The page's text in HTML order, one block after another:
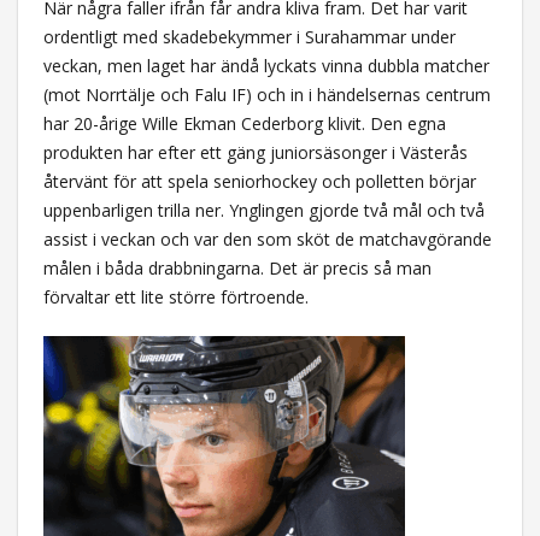
När några faller ifrån får andra kliva fram. Det har varit
ordentligt med skadebekymmer i Surahammar under
veckan, men laget har ändå lyckats vinna dubbla matcher
(mot Norrtälje och Falu IF) och in i händelsernas centrum
har 20-årige Wille Ekman Cederborg klivit. Den egna
produkten har efter ett gäng juniorsäsonger i Västerås
återvänt för att spela seniorhockey och polletten börjar
uppenbarligen trilla ner. Ynglingen gjorde två mål och två
assist i veckan och var den som sköt de matchavgörande
målen i båda drabbningarna. Det är precis så man
förvaltar ett lite större förtroende.